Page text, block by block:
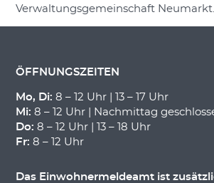
Verwaltungsgemeinschaft Neumarkt.
ÖFFNUNGSZEITEN
Mo, Di: 8 – 12 Uhr | 13 – 17 Uhr
Mi: 8 – 12 Uhr | Nachmittag
Do: 8 – 12 Uhr | 13 – 18 Uhr
Fr: 8 – 12 Uhr
Das Einwohnermeldeamt ist